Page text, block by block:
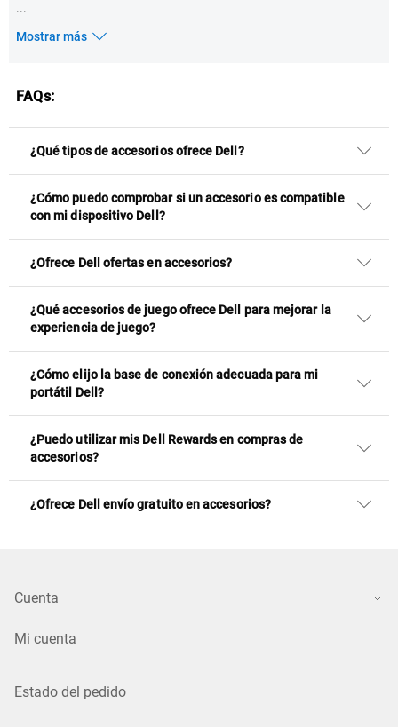
...
Mostrar más
FAQs:
¿Qué tipos de accesorios ofrece Dell?
¿Cómo puedo comprobar si un accesorio es compatible
con mi dispositivo Dell?
¿Ofrece Dell ofertas en accesorios?
¿Qué accesorios de juego ofrece Dell para mejorar la
experiencia de juego?
¿Cómo elijo la base de conexión adecuada para mi
portátil Dell?
¿Puedo utilizar mis Dell Rewards en compras de
accesorios?
¿Ofrece Dell envío gratuito en accesorios?
Cuenta
Mi cuenta
Estado del pedido